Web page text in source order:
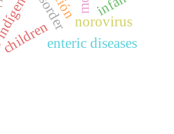
children norovirus
enteric diseases